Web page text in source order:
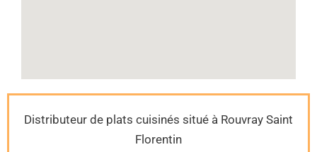
Distributeur de plats cuisinés situé à Rouvray Saint
Florentin